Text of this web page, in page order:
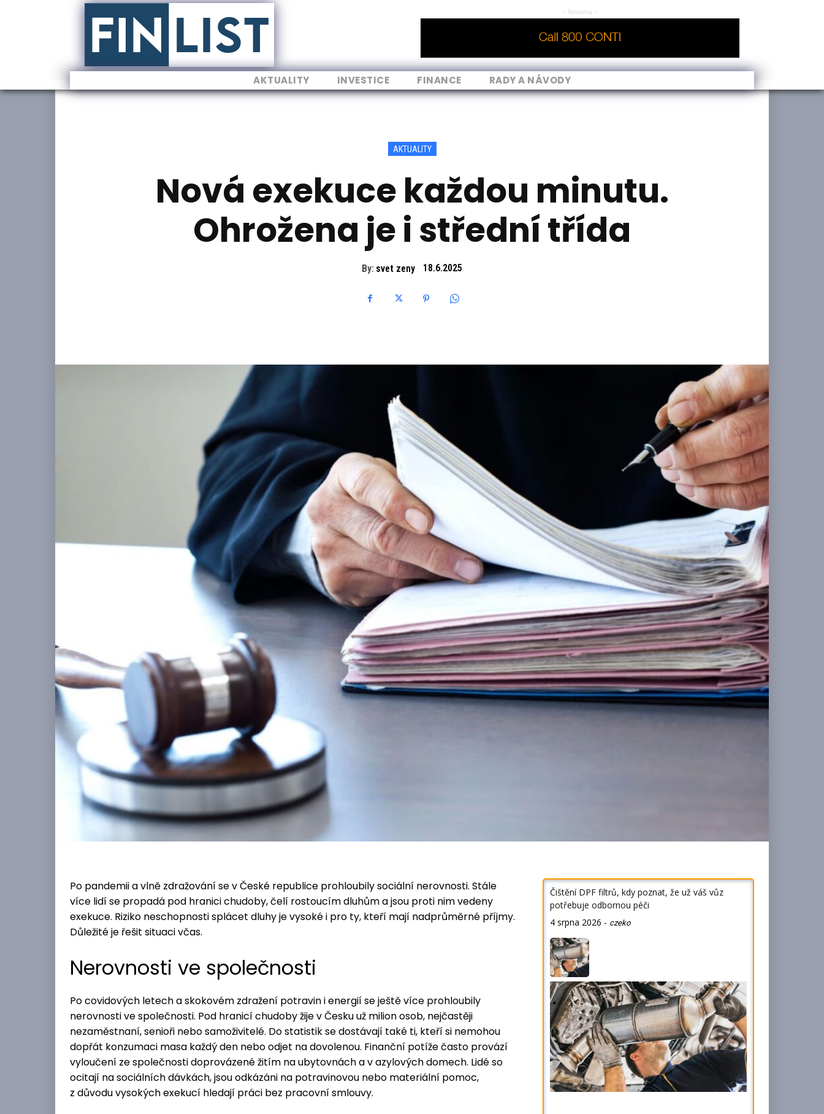
- Reklama -
AKTUALITY INVESTICE FINANCE RADY A NÁVODY
AKTUALITY
Nová exekuce každou minutu.
Ohrožena je i střední třída
By: svet zeny 18.6.2025
Po pandemii a vlně zdražování se v České republice prohloubily sociální nerovnosti. Stále
více lidí se propadá pod hranici chudoby, čelí rostoucím dluhům a jsou proti nim vedeny
exekuce. Riziko neschopnosti splácet dluhy je vysoké i pro ty, kteří mají nadprůměrné příjmy.
Důležité je řešit situaci včas.
Nerovnosti ve společnosti
Po covidových letech a skokovém zdražení potravin i energií se ještě více prohloubily
nerovnosti ve společnosti. Pod hranicí chudoby žije v Česku už milion osob, nejčastěji
nezaměstnaní, senioři nebo samoživitelé. Do statistik se dostávají také ti, kteří si nemohou
dopřát konzumaci masa každý den nebo odjet na dovolenou. Finanční potíže často provází
vyloučení ze společnosti doprovázené žitím na ubytovnách a v azylových domech. Lidé so
ocitají na sociálních dávkách, jsou odkázáni na potravinovou nebo materiální pomoc,
z důvodu vysokých exekucí hledají práci bez pracovní smlouvy.
Čištění DPF filtrů, kdy poznat, že už váš vůz
potřebuje odbornou péči
4 srpna 2026 - czeko